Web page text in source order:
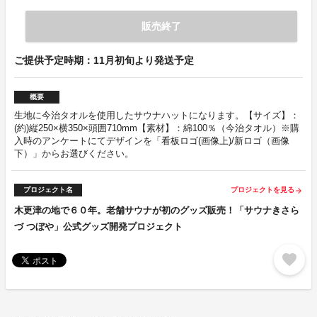
販売終了
ご提供予定時期：11月初旬より発送予定
概要
生地に今治タオルを使用したサウナハットになります。【サイズ】：
(約)縦250×横350×頭囲710mm【素材】：綿100％（今治タオル）※購
入時のアンケートにてデザインを「看板ロゴ(画像上)/新ロゴ（画像
下）」からお選びください。
プロジェクト名 プロジェクトを見る arrow_forward
木更津の地で６０年。老舗サウナが初のグッズ販売！「サウナきさら
づ つぼや」公式グッズ開発プロジェクト
favorite